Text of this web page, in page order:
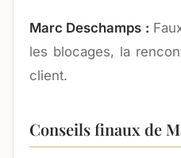
Marc Deschamps :
les blocages, la
client.
Conseils finaux de